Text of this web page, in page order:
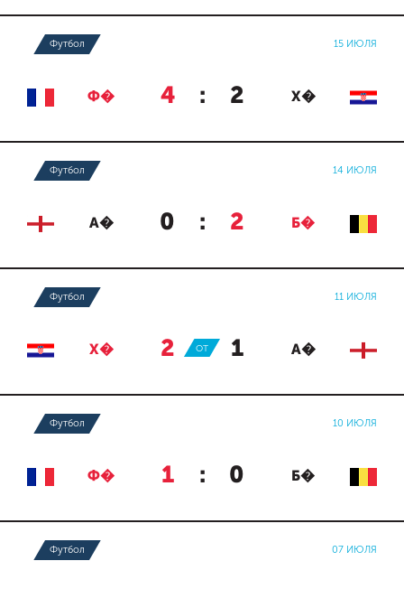
Футбол 15 ИЮЛЯ
Ф� 4 : 2 Х�
Футбол 14 ИЮЛЯ
А� 0 : 2 Б�
Футбол 11 ИЮЛЯ
Х� 2 : 1 А�
ОТ
Футбол 10 ИЮЛЯ
Ф� 1 : 0 Б�
Футбол 07 ИЮЛЯ